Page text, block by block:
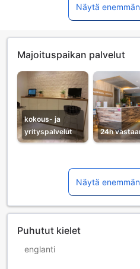
Näytä
Majoituspaikan palvelut
kokous- ja
yrityspalvelut
24h
Näytä
Puhutut kielet
englanti